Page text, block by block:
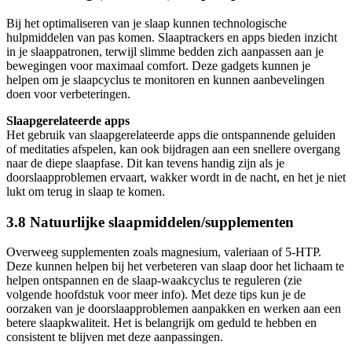
Bij het optimaliseren van je slaap kunnen technologische
hulpmiddelen van pas komen. Slaaptrackers en apps bieden inzicht
in je slaappatronen, terwijl slimme bedden zich aanpassen aan je
bewegingen voor maximaal comfort. Deze gadgets kunnen je
helpen om je slaapcyclus te monitoren en kunnen aanbevelingen
doen voor verbeteringen.
Slaapgerelateerde apps
Het gebruik van slaapgerelateerde apps die ontspannende geluiden
of meditaties afspelen, kan ook bijdragen aan een snellere overgang
naar de diepe slaapfase. Dit kan tevens handig zijn als je
doorslaapproblemen ervaart, wakker wordt in de nacht, en het je niet
lukt om terug in slaap te komen.
3.8 Natuurlijke slaapmiddelen/supplementen
Overweeg supplementen zoals magnesium, valeriaan of 5-HTP.
Deze kunnen helpen bij het verbeteren van slaap door het lichaam te
helpen ontspannen en de slaap-waakcyclus te reguleren (zie
volgende hoofdstuk voor meer info). Met deze tips kun je de
oorzaken van je doorslaapproblemen aanpakken en werken aan een
betere slaapkwaliteit. Het is belangrijk om geduld te hebben en
consistent te blijven met deze aanpassingen.